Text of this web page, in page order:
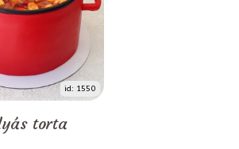
id: 1550
torta